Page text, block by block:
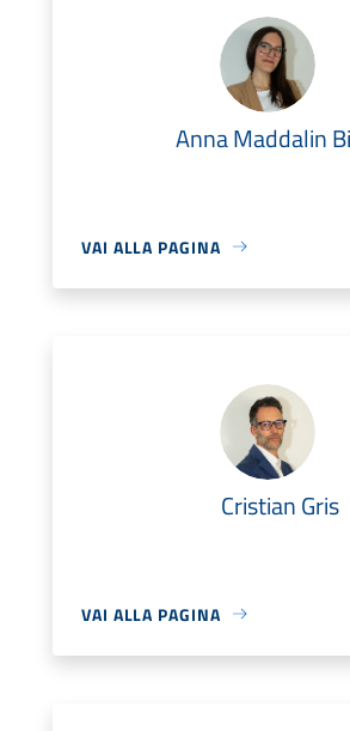
Anna Maddalin
VAI ALLA PAGINA
Cristian Gris
VAI ALLA PAGINA